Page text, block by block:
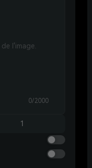
0/2000
1